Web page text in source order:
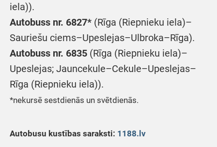
iela)).
Autobuss nr. 6827* (Rīga (Riepnieku iela)–
Sauriešu ciems–Upeslejas–Ulbroka–Rīga).
Autobuss nr. 6835 (Rīga (Riepnieku iela)–
Upeslejas; Jauncekule–Cekule–Upeslejas–
Rīga (Riepnieku iela)).
*nekursē sestdienās un svētdienās.
Autobusu kustības saraksti: 1188.lv